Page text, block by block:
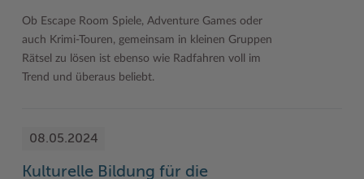
Ob Escape Room Spiele, Adventure Games oder
auch Krimi-Touren, gemeinsam in kleinen Gruppen
Rätsel zu lösen ist ebenso wie Radfahren voll im
Trend und überaus beliebt.
08.05.2024
Kulturelle Bildung für die